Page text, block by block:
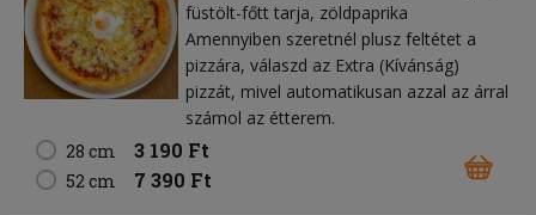
füstölt-főtt tarja zöldpaprika
Amennyiben szeretnél plusz feltétet a
pizzára, válaszd az Extra (Kívánság)
pizzát, mivel automatikusan azzal az árral
számol az étterem.
28 cm
3 190 Ft
52 cm 7 390 Ft